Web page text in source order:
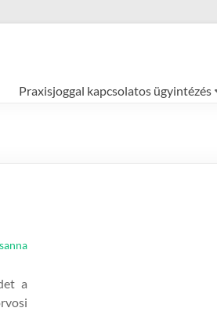
Praxisjoggal kapcsolatos ügyintézés
a